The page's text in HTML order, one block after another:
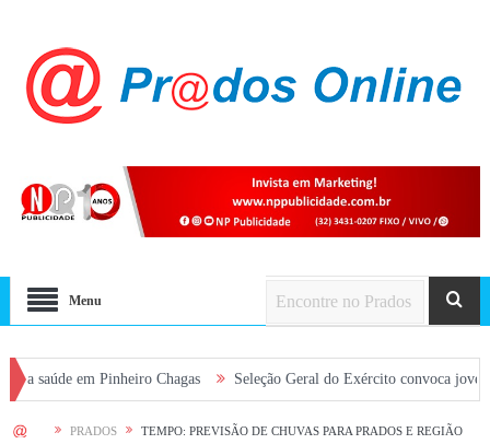
Menu
em Pinheiro Chagas Seleção Geral do Exército convoca jovens
HOME PRADOS TEMPO: PREVISÃO DE CHUVAS PARA PRADOS E REGIÃO